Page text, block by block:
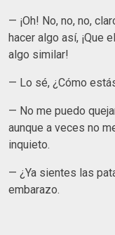
— ¡Oh! No, no, no,
hacer algo así, ¡Que
algo similar!
— Lo sé, ¿Cómo
— No me puedo
aunque a veces no
inquieto.
— ¿Ya sientes las
embarazo.